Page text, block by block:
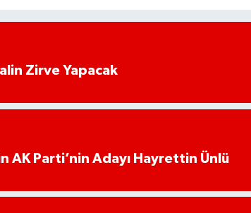
Zirve Yapacak
AK Parti’nin Adayı Hayrettin Ünlü